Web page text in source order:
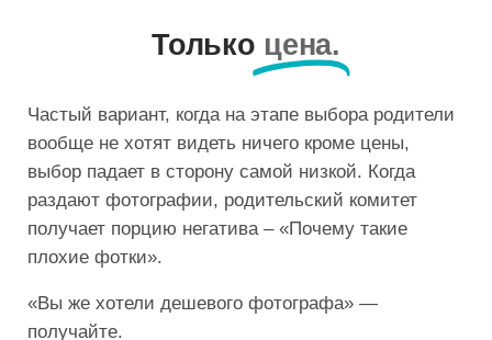
Только цена.
Частый вариант, когда на этапе выбора родители
вообще не хотят видеть ничего кроме цены,
выбор падает в сторону самой низкой. Когда
раздают фотографии, родительский комитет
получает порцию негатива – «Почему такие
плохие фотки».
«Вы же хотели дешевого фотографа» —
получайте.